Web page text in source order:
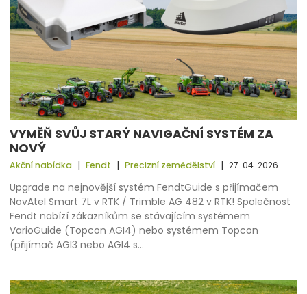
VYMĚŇ SVŮJ STARÝ NAVIGAČNÍ SYSTÉM ZA
NOVÝ
Akční nabídka | Fendt | Precizní zemědělství | 27. 04. 2026
Upgrade na nejnovější systém FendtGuide s přijímačem
NovAtel Smart 7L v RTK / Trimble AG 482 v RTK! Společnost
Fendt nabízí zákazníkům se stávajícím systémem
VarioGuide (Topcon AGI4) nebo systémem Topcon
(přijímač AGI3 nebo AGI4 s…